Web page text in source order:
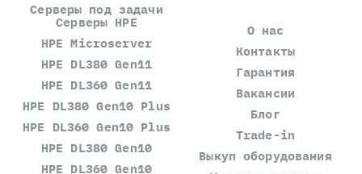
Серверы под задачи
Серверы HPE
HPE Microserver
HPE DL380 Gen11
HPE DL360 Gen11
HPE DL380 Gen10 Plus
HPE DL360 Gen10 Plus
HPE DL380 Gen10
HPE DL360 Gen10
О нас
Контакты
Гарантия
Вакансии
Блог
Trade-in
Выкуп оборудования